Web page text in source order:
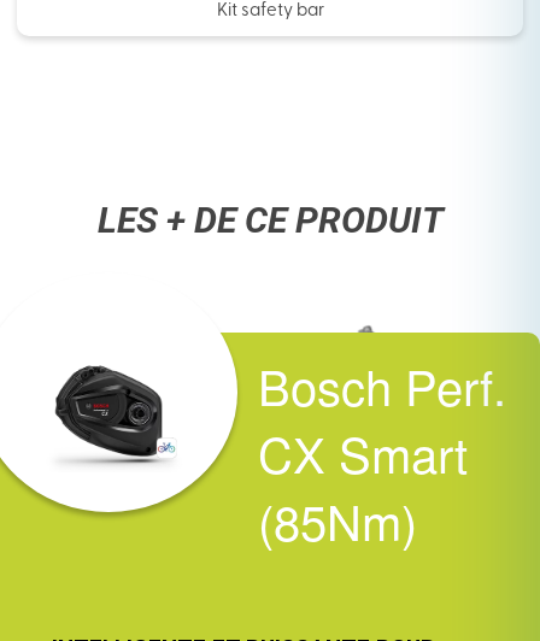
Kit safety bar
LES + DE CE PRODUIT
Bosch Perf.
CX Smart
(85Nm)